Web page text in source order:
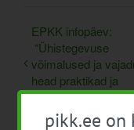
EPKK infopäev:
“Ühistegevuse
võimalused ja
head praktikad ja
edulood”
pikk.ee on